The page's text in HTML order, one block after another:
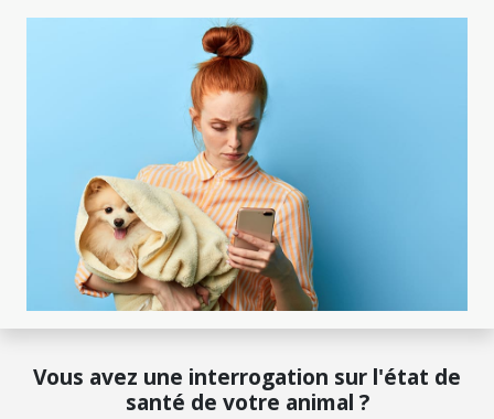
Vous avez une interrogation sur l'état de
santé de votre animal ?